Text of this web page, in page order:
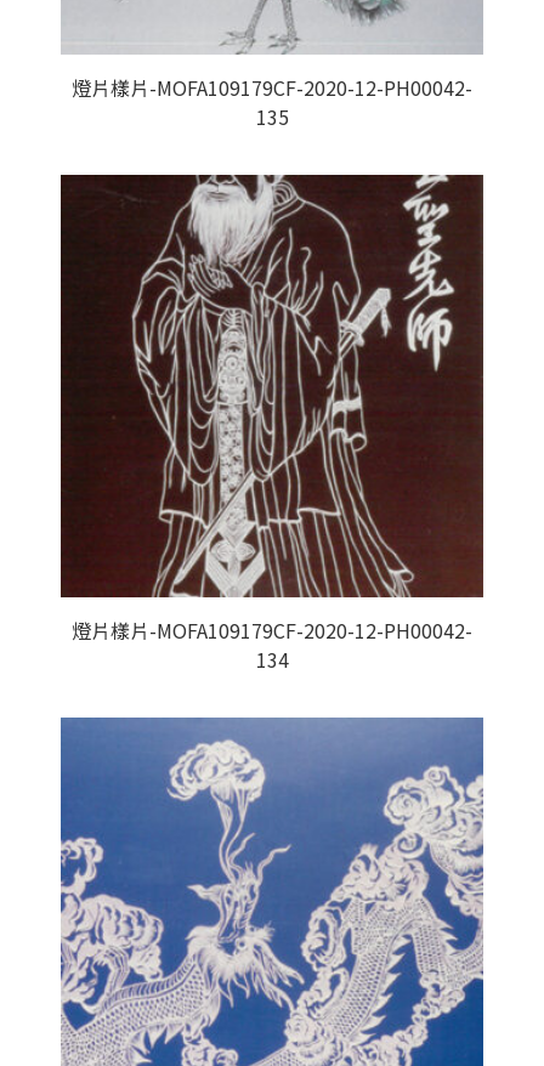
燈片樣片-MOFA109179CF-2020-12-PH00042-
135
燈片樣片-MOFA109179CF-2020-12-PH00042-
134